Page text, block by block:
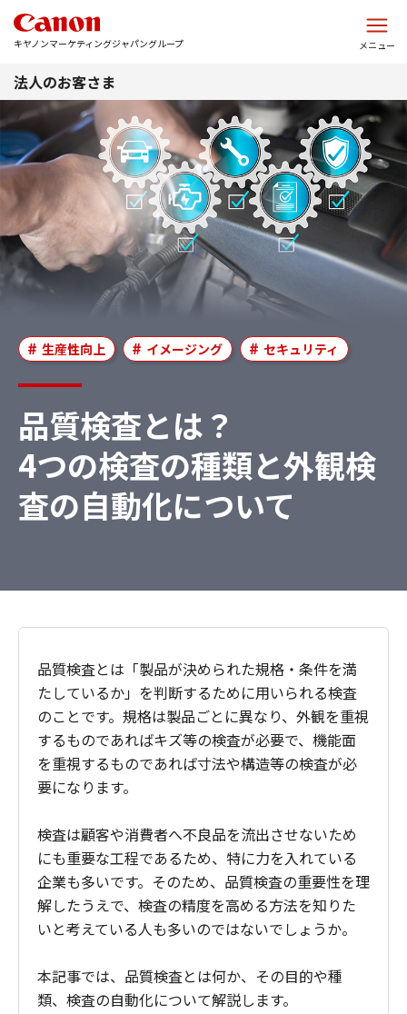
キヤノンマーケティングジャパングループ メニュー
法人のお客さま
品質検査とは？
4つの検査の種類と外観検
査の自動化について
生産性向上 イメージング セキュリティ
品質検査とは「製品が決められた規格・条件を満
たしているか」を判断するために用いられる検査
のことです。規格は製品ごとに異なり、外観を重視
するものであればキズ等の検査が必要で、機能面
を重視するものであれば寸法や構造等の検査が必
要になります。
検査は顧客や消費者へ不良品を流出させないため
にも重要な工程であるため、特に力を入れている
企業も多いです。そのため、品質検査の重要性を理
解したうえで、検査の精度を高める方法を知りた
いと考えている人も多いのではないでしょうか。
本記事では、品質検査とは何か、その目的や種
類、検査の自動化について解説します。